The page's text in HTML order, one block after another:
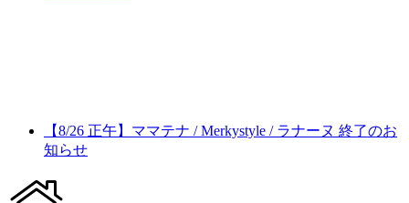
【8/26 正午】ママテナ / Merkystyle / ラナーヌ 終了のお
知らせ